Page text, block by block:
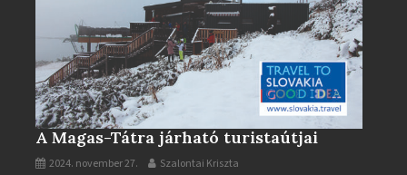
A Magas-Tátra járható turistaútjai
2024. november 27. Szalontai Kriszta